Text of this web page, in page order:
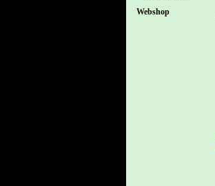
Webshop